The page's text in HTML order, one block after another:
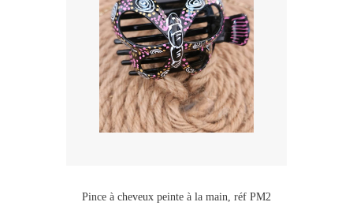
Pince à cheveux peinte à la main, réf PM2